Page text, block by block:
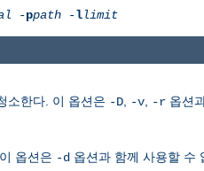
-ppath -llimit
소한다. 이 옵션은 -D -v -r 옵션
옵션은 -d 옵션과 함께 사용할 수